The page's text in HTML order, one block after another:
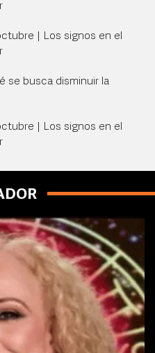
| Los signos en el
se busca disminuir la
| Los signos en el